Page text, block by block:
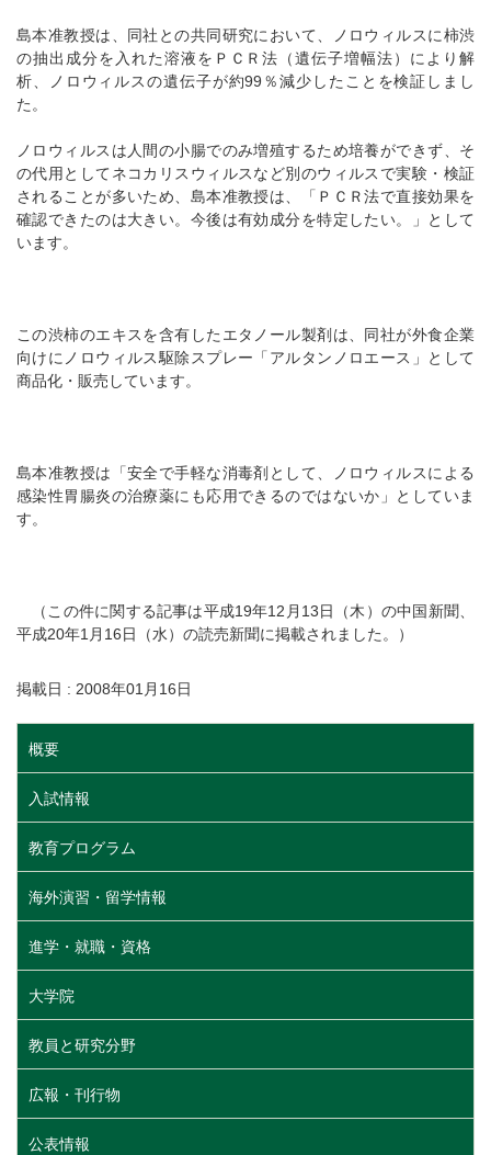
島本准教授は、同社との共同研究において、ノロウィルスに柿渋
の抽出成分を入れた溶液をＰＣＲ法（遺伝子増幅法）により解
析、ノロウィルスの遺伝子が約99％減少したことを検証しまし
た。
ノロウィルスは人間の小腸でのみ増殖するため培養ができず、そ
の代用としてネコカリスウィルスなど別のウィルスで実験・検証
されることが多いため、島本准教授は、「ＰＣＲ法で直接効果を
確認できたのは大きい。今後は有効成分を特定したい。」として
います。
この渋柿のエキスを含有したエタノール製剤は、同社が外食企業
向けにノロウィルス駆除スプレー「アルタンノロエース」として
商品化・販売しています。
島本准教授は「安全で手軽な消毒剤として、ノロウィルスによる
感染性胃腸炎の治療薬にも応用できるのではないか」としていま
す。
（この件に関する記事は平成19年12月13日（木）の中国新聞、
平成20年1月16日（水）の読売新聞に掲載されました。）
掲載日 : 2008年01月16日
概要
入試情報
教育プログラム
海外演習・留学情報
進学・就職・資格
大学院
教員と研究分野
広報・刊行物
公表情報